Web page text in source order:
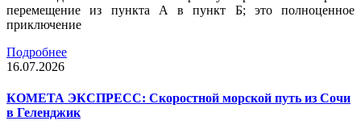
перемещение из пункта А в пункт Б; это полноценное
приключение
Подробнее
16.07.2026
КОМЕТА ЭКСПРЕСС: Скоростной морской путь из Сочи
в Геленджик